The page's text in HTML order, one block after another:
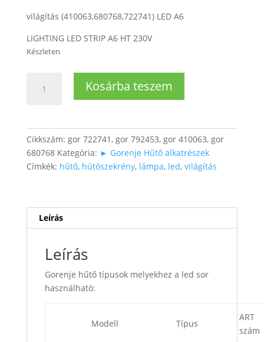
világítás (410063,680768,722741) LED A6
LIGHTING LED STRIP A6 HT 230V
Készleten
világítás
sor)
mennyiség
Kosárba teszem
Cikkszám: gor 722741, gor 792453, gor 410063, gor
680768 Kategória: ► Gorenje Hűtő alkatrészek
Címkék: hűtő, hűtőszekrény, lámpa, led, világítás
Leírás
Leírás
Gorenje hűtő típusok melyekhez a led sor
használható:
Modell Típus
ART
szám